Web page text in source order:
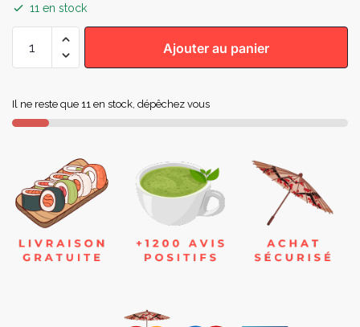
11 en stock
Ajouter au panier
Il ne reste que 11 en stock, dépêchez vous